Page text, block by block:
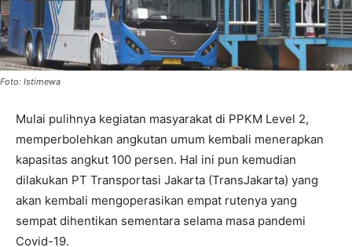
Foto: Istimewa
Mulai pulihnya kegiatan masyarakat di PPKM Level 2,
memperbolehkan angkutan umum kembali menerapkan
kapasitas angkut 100 persen. Hal ini pun kemudian
dilakukan PT Transportasi Jakarta (TransJakarta) yang
akan kembali mengoperasikan empat rutenya yang
sempat dihentikan sementara selama masa pandemi
Covid-19.